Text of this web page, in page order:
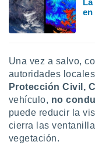
Una vez a salvo,
autoridades
Protección Civil,
vehículo, no
puede reducir la
cierra las
vegetación.